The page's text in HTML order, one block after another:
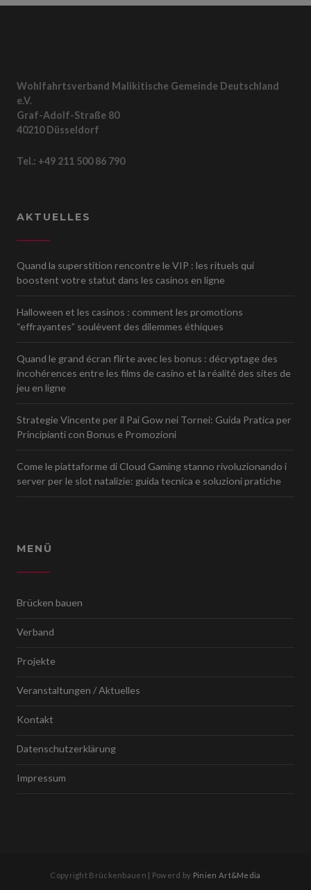
Wohlfahrtsverband Malikitische Gemeinde Deutschland
e.V.
Graf-Adolf-Straße 80
40210 Düsseldorf
Tel.: +49 211 500 86 790
AKTUELLES
Quand la superstition rencontre le VIP : les rituels qui
boostent votre statut dans les casinos en ligne
Halloween et les casinos : comment les promotions
“effrayantes” soulèvent des dilemmes éthiques
Quand le grand écran flirte avec les bonus : décryptage des
incohérences entre les films de casino et la réalité des sites de
jeu en ligne
Strategie Vincente per il Pai Gow nei Tornei: Guida Pratica per
Principianti con Bonus e Promozioni
Come le piattaforme di Cloud Gaming stanno rivoluzionando i
server per le slot natalizie: guida tecnica e soluzioni pratiche
MENÜ
Brücken bauen
Verband
Projekte
Veranstaltungen / Aktuelles
Kontakt
Datenschutzerklärung
Impressum
Copyright Brückenbauen | Powerd by Pinien Art&Media